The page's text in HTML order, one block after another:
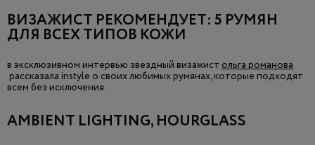
ВИЗАЖИСТ РЕКОМЕНДУЕТ: 5 РУМЯН
ДЛЯ ВСЕХ ТИПОВ КОЖИ
в эксклюзивном интервью звездный визажист ольга романова
рассказала instyle о своих любимых румянах, которые подходят
всем без исключения.
AMBIENT LIGHTING, HOURGLASS